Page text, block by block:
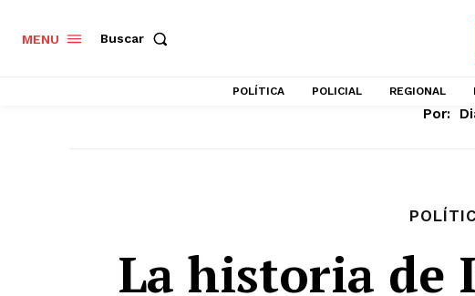
MENU Buscar
POLÍTICA POLICIAL REGIONAL
Por:
La historia de